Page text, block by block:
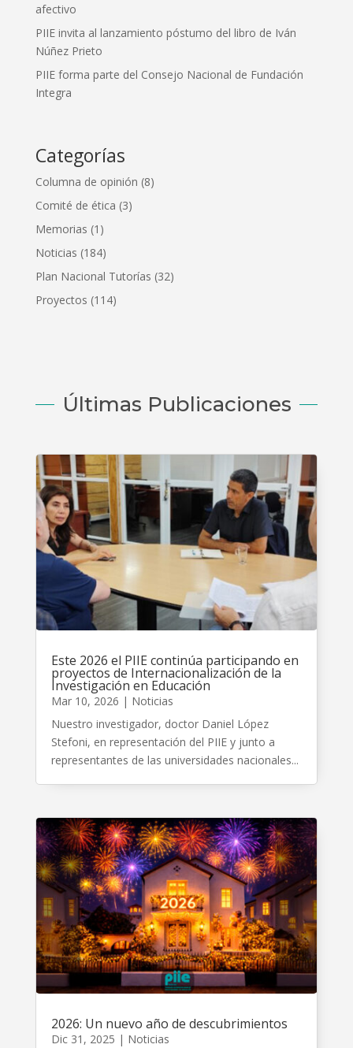
afectivo
PIIE invita al lanzamiento póstumo del libro de Iván
Núñez Prieto
PIIE forma parte del Consejo Nacional de Fundación
Integra
Categorías
Columna de opinión (8)
Comité de ética (3)
Memorias (1)
Noticias (184)
Plan Nacional Tutorías (32)
Proyectos (114)
Últimas Publicaciones
Este 2026 el PIIE continúa participando en
proyectos de Internacionalización de la
Investigación en Educación
Mar 10, 2026 | Noticias
Nuestro investigador, doctor Daniel López
Stefoni, en representación del PIIE y junto a
representantes de las universidades nacionales...
2026: Un nuevo año de descubrimientos
Dic 31, 2025 | Noticias